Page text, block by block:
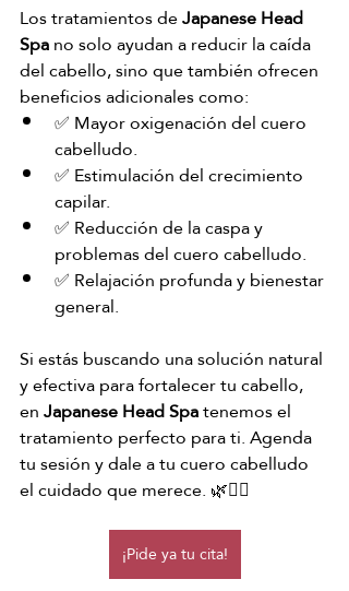
Los tratamientos de Japanese Head
Spa no solo ayudan a reducir la caída
del cabello, sino que también ofrecen
beneficios adicionales como:
✅ Mayor oxigenación del cuero
cabelludo.
✅ Estimulación del crecimiento
capilar.
✅ Reducción de la caspa y
problemas del cuero cabelludo.
✅ Relajación profunda y bienestar
general.
Si estás buscando una solución natural
y efectiva para fortalecer tu cabello,
en Japanese Head Spa tenemos el
tratamiento perfecto para ti. Agenda
tu sesión y dale a tu cuero cabelludo
el cuidado que merece. 🌿💆‍♀️
¡Pide ya tu cita!